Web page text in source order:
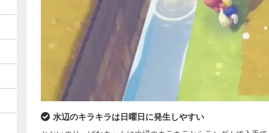
水辺のキラキラは日曜日に発生しやすい